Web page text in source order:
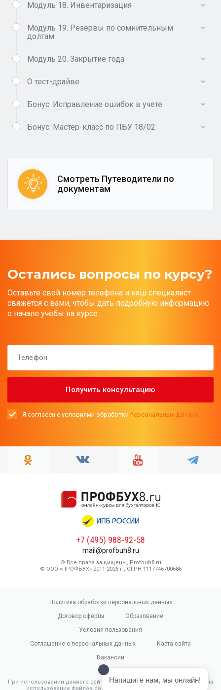
Модуль 18. Инвентаризация
Модуль 19. Резервы по сомнительным
долгам
Модуль 20. Закрытие года
О тест-драйве
Бонус: Исправление ошибок в учете
Бонус: Мастер-класс по ПБУ 18/02
Смотреть Путеводители по
документам
Остались вопросы по курсу?
Оставьте свой номер телефона и наш специалист
свяжется с вами, чтобы дать подробную информацию
о начале учебы на курсе
Я согласен с условиями обработки персональных данных
+7 (495) 988-92-58
mail@profbuh8.ru
© Все права защищены, Profbuh8.ru
© ООО «ПРОФБУХ» 2011-2026 г., ОГРН 1117746700686
Политика обработки персональных данных
Договор оферты
Образование
Условия пользования
Соглашение о персональных данных
Карта сайта
Вакансии
При использовании данного сайта, вы подтверждаете свое согласие на
использование файлов cookie в соответствии с настоящим
Напишите нам, мы онлайн!